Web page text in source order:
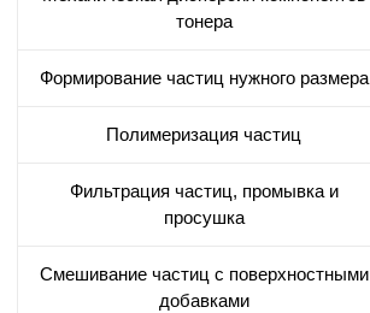
тонера
Формирование частиц нужного размера
Полимеризация частиц
Фильтрация частиц, промывка и
просушка
Смешивание частиц с поверхностными
добавками